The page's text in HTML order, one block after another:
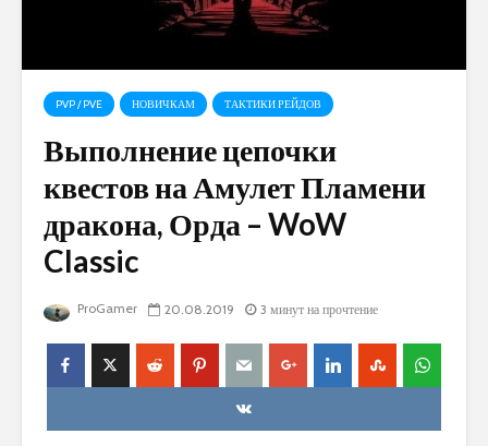
PVP / PVE НОВИЧКАМ ТАКТИКИ РЕЙДОВ
Выполнение цепочки
квестов на Амулет Пламени
дракона, Орда – WoW
Classic
ProGamer 20.08.2019 3 минут на прочтение